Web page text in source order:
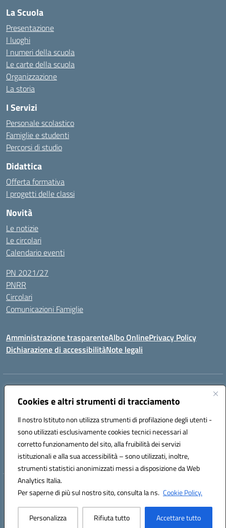
Cookies e altri strumenti di tracciamento
Il nostro Istituto non utilizza strumenti di profilazione degli utenti -
sono utilizzati esclusivamente cookies tecnici necessari al
corretto funzionamento del sito, alla fruibilità dei servizi
istituzionali e alla sua accessibilità – sono utilizzati, inoltre,
strumenti statistici anonimizzati messi a disposizione da Web
Analytics Italia.
Per saperne di più sul nostro sito, consulta la ns. Cookie Policy.
Personalizza Rifiuta tutto Accettare tutto
La Scuola
Presentazione
I luoghi
I numeri della scuola
Le carte della scuola
Organizzazione
La storia
I Servizi
Personale scolastico
Famiglie e studenti
Percorsi di studio
Didattica
Offerta formativa
I progetti delle classi
Novità
Le notizie
Le circolari
Calendario eventi
PN 2021/27
PNRR
Circolari
Comunicazioni Famiglie
Amministrazione trasparenteAlbo OnlinePrivacy Policy
Dichiarazione di accessibilitàNote legali
Indirizzo:
Centralino:(+39) 0737787634 Email:mcic80700n@istruzione.it
Codice fiscale: 92010940432
Codice meccanografico:
MCIC80700N
Codice unico di fatturazione (CUF): UF5MY2
Hosting & Powered by 3D Solution S.r.l.
Concept & Design by Designers Italia